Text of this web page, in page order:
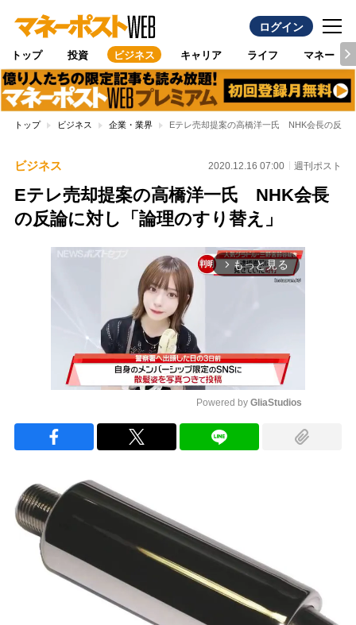
ログイン
トップ 投資 ビジネス キャリア ライフ マネー
トップ ビジネス 企業・業界 Eテレ売却提案の高橋洋一氏 NHK会長の反論
ビジネス 2020.12.16 07:00 週刊ポスト
Eテレ売却提案の高橋洋一氏 NHK会長
の反論に対し「論理のすり替え」
arrow_forward_ios もっと見る
Powered by GliaStudios